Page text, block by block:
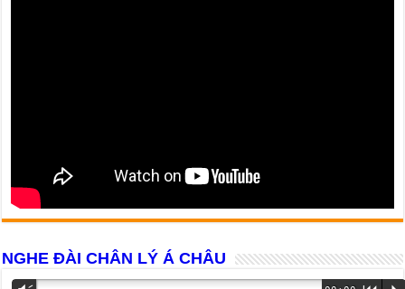
NGHE ĐÀI CHÂN LÝ Á CHÂU
Trình